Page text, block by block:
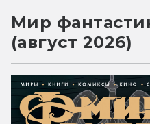
Мир
(август 2026)